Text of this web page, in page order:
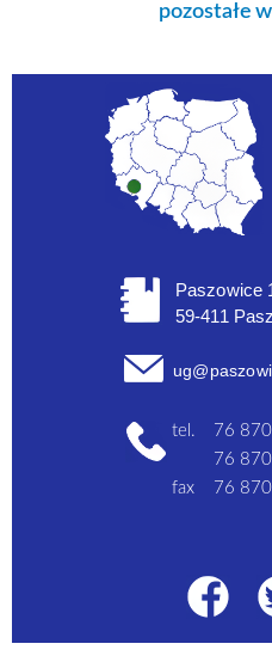
pozostałe
Paszowice
59-411
tel.
76
76
fax
76